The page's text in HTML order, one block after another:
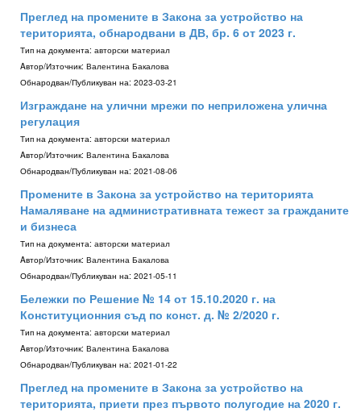
Преглед на промените в Закона за устройство на
територията, обнародвани в ДВ, бр. 6 от 2023 г.
Тип на документа: авторски материал
Aвтор/Източник: Валентина Бакалова
Обнародван/Публикуван на: 2023-03-21
Изграждане на улични мрежи по неприложена улична
регулация
Тип на документа: авторски материал
Aвтор/Източник: Валентина Бакалова
Обнародван/Публикуван на: 2021-08-06
Промените в Закона за устройство на територията
Намаляване на административната тежест за гражданите
и бизнеса
Тип на документа: авторски материал
Aвтор/Източник: Валентина Бакалова
Обнародван/Публикуван на: 2021-05-11
Бележки по Решение № 14 от 15.10.2020 г. на
Конституционния съд по конст. д. № 2/2020 г.
Тип на документа: авторски материал
Aвтор/Източник: Валентина Бакалова
Обнародван/Публикуван на: 2021-01-22
Преглед на промените в Закона за устройство на
територията, приети през първото полугодие на 2020 г.